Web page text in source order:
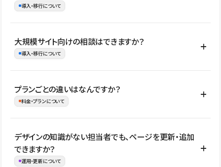
ォリオなど幅広く制作できます。
導入・移行について
はい。既存サイトの構成やコンテンツ、URLを整理したうえで、
Studio上に再構築する形で移行できます。 WordPressの場合は、
イト全体のデザインや設定がそのまま移行されるわけではないた
め、移行後にページ構成やデザイン、CMS設計、URL・リダイレク
大規模サイト向けの相談はできますか？
導入・移行について
はい。アクセス規模が大きいサイトや、複数部門での運用、権限管
理、セキュリティ確認、既存システムとの連携など、個別の要件が
ない段階でも、お問い合わせください。
お問合せはこちら
プランごとの違いはなんですか？
料金・プランについて
公開ページ数、バージョン履歴の期間、CMS利用数の上限、権限
管理の有無などがプランごとに異なります。詳しくは料金プランペ
ージをご覧ください。
デザインの知識がない担当者でも、ページを更新・追加
できますか？
運用・更新について